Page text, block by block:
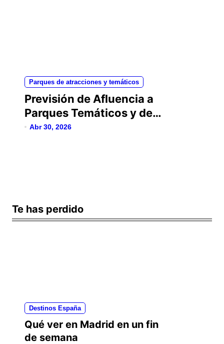
Parques de atracciones y temáticos
Previsión de Afluencia a
Parques Temáticos y de
Atracciones
Abr 30, 2026
Te has perdido
Destinos España
Qué ver en Madrid en un fin
de semana